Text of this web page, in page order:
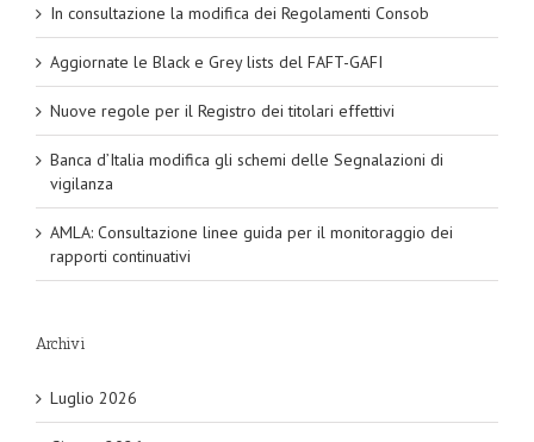
In consultazione la modifica dei Regolamenti Consob
Aggiornate le Black e Grey lists del FAFT-GAFI
Nuove regole per il Registro dei titolari effettivi
Banca d’Italia modifica gli schemi delle Segnalazioni di
vigilanza
AMLA: Consultazione linee guida per il monitoraggio dei
rapporti continuativi
Archivi
Luglio 2026